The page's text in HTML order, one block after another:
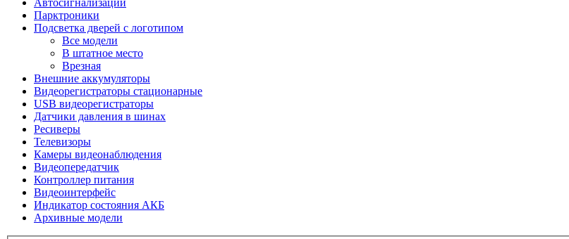
Автосигнализации
Парктроники
Подсветка дверей с логотипом
Все модели
В штатное место
Врезная
Внешние аккумуляторы
Видеорегистраторы стационарные
USB видеорегистраторы
Датчики давления в шинах
Ресиверы
Телевизоры
Камеры видеонаблюдения
Видеопередатчик
Контроллер питания
Видеоинтерфейс
Индикатор состояния АКБ
Архивные модели